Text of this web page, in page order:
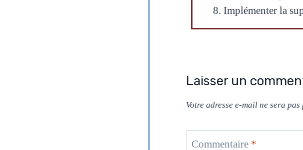
Implémenter la
Laisser un
Votre adresse e-mail ne sera pas
Commentaire *